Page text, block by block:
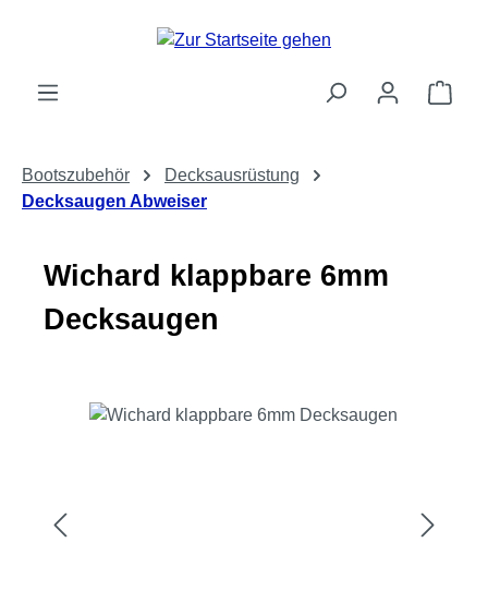
Zum Hauptinhalt springen
Bootszubehör
Decksausrüstung
Decksaugen Abweiser
Wichard klappbare 6mm
Decksaugen
Bildergalerie überspringen